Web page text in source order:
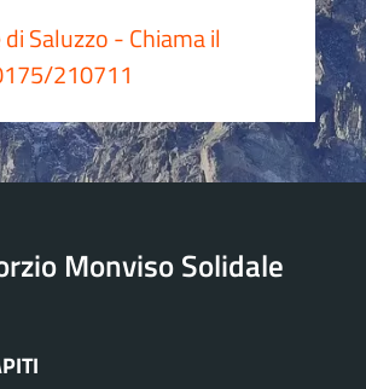
di Saluzzo - Chiama il
210711
Monviso Solidale